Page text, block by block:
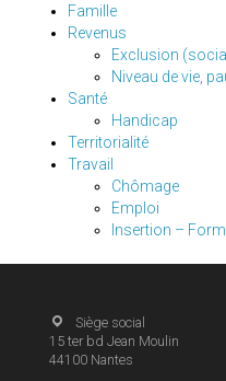
Famille
Revenus
Exclusion
Niveau de vie,
Santé
Handicap
Territorialité
Travail
Chômage
Emploi
Insertion –
Siège social
15 ter bd Jean Moulin
44100 Nantes